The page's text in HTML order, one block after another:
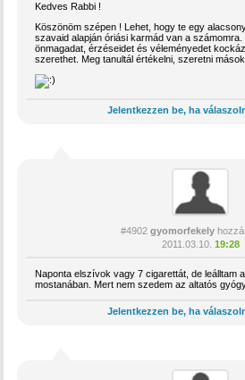
Kedves Rabbi !
Köszönöm szépen ! Lehet, hogy te egy
szavaid alapján óriási karmád van a
önmagadat, érzéseidet és véleményedet
szerethet. Meg tanultál értékelni, szeretni
Jelentkezzen be, ha
#4902 gyomorfekely
2011.03.10. 19:28
Naponta elszívok vagy 7 cigarettát, de leálltam
mostanában. Mert nem szedem az altatós
Jelentkezzen be, ha